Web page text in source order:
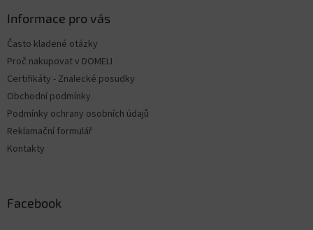
Informace pro vás
Často kladené otázky
Proč nakupovat v DOMELI
Certifikáty - Znalecké posudky
Obchodní podmínky
Podmínky ochrany osobních údajů
Reklamační formulář
Kontakty
Facebook